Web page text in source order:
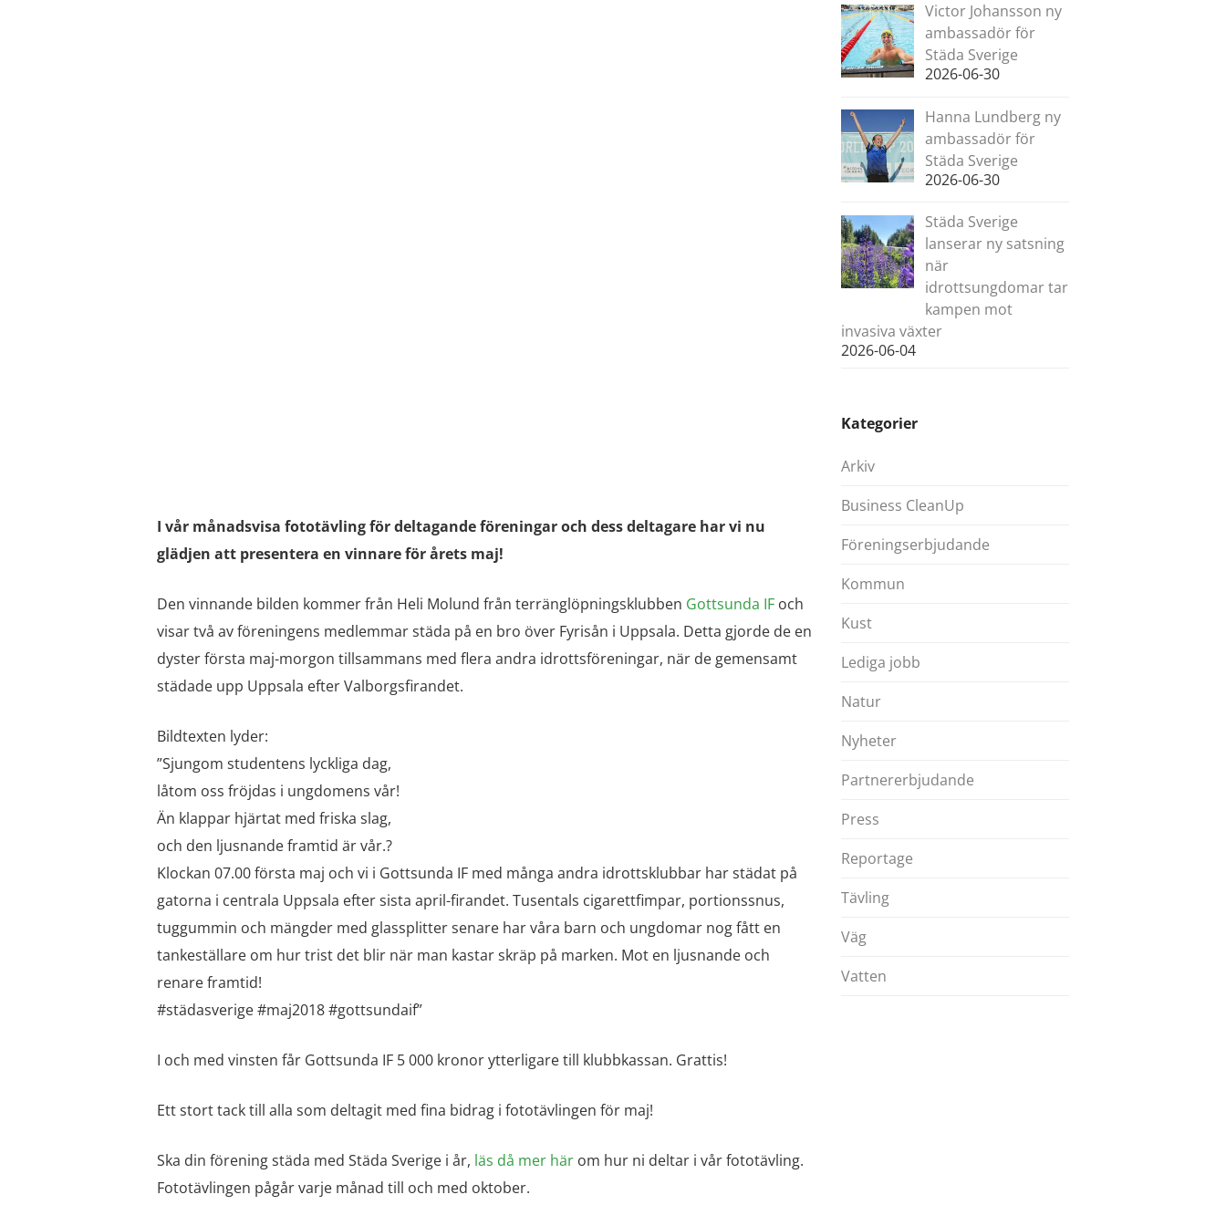
I vår månadsvisa fototävling för deltagande föreningar och dess deltagare har vi nu
glädjen att presentera en vinnare för årets maj!
Den vinnande bilden kommer från Heli Molund från terränglöpningsklubben Gottsunda IF och
visar två av föreningens medlemmar städa på en bro över Fyrisån i Uppsala. Detta gjorde de en
dyster första maj-morgon tillsammans med flera andra idrottsföreningar, när de gemensamt
städade upp Uppsala efter Valborgsfirandet.
Bildtexten lyder:
”Sjungom studentens lyckliga dag,
låtom oss fröjdas i ungdomens vår!
Än klappar hjärtat med friska slag,
och den ljusnande framtid är vår.?
Klockan 07.00 första maj och vi i Gottsunda IF med många andra idrottsklubbar har städat på
gatorna i centrala Uppsala efter sista april-firandet. Tusentals cigarettfimpar, portionssnus,
tuggummin och mängder med glassplitter senare har våra barn och ungdomar nog fått en
tankeställare om hur trist det blir när man kastar skräp på marken. Mot en ljusnande och
renare framtid!
#städasverige #maj2018 #gottsundaif”
I och med vinsten får Gottsunda IF 5 000 kronor ytterligare till klubbkassan. Grattis!
Ett stort tack till alla som deltagit med fina bidrag i fototävlingen för maj!
Ska din förening städa med Städa Sverige i år, läs då mer här om hur ni deltar i vår fototävling.
Fototävlingen pågår varje månad till och med oktober.
Victor Johansson ny
ambassadör för
Städa Sverige
2026-06-30
Hanna Lundberg ny
ambassadör för
Städa Sverige
2026-06-30
Städa Sverige
lanserar ny satsning
när
idrottsungdomar tar
kampen mot
invasiva växter
2026-06-04
Kategorier
Arkiv
Business CleanUp
Föreningserbjudande
Kommun
Kust
Lediga jobb
Natur
Nyheter
Partnererbjudande
Press
Reportage
Tävling
Väg
Vatten